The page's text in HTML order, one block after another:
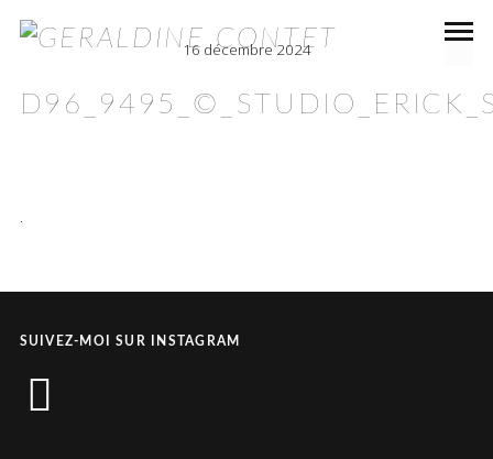
16 décembre 2024
.
SUIVEZ-MOI SUR INSTAGRAM
instagram